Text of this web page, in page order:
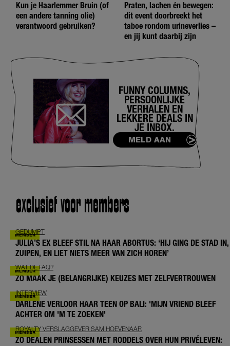
Kun je Haarlemmer Bruin (of
een andere tanning olie)
verantwoord gebruiken?
Praten, lachen én bewegen:
dit event doorbreekt het
taboe rondom urineverlies –
en jij kunt daarbij zijn
FUNNY COLUMNS,
PERSOONLIJKE
VERHALEN EN
LEKKERE DEALS IN
JE INBOX.
MELD AAN
exclusief voor members
GEDUMPT
JULIA’S EX BLEEF STIL NA HAAR ABORTUS: ‘HIJ GING DE STAD IN,
ZUIPEN, EN LIET NIETS MEER VAN ZICH HOREN’
WAT DE FAQ?
ZO MAAK JE (BELANGRIJKE) KEUZES MET ZELFVERTROUWEN
INTERVIEW
DARLENE VERLOOR HAAR TEEN OP BALI: 'MIJN VRIEND BLEEF
ACHTER OM 'M TE ZOEKEN'
ROYALTY VERSLAGGEVER SAM HOEVENAAR
ZO DEALEN PRINSESSEN MET RODDELS OVER HUN PRIVÉLEVEN: